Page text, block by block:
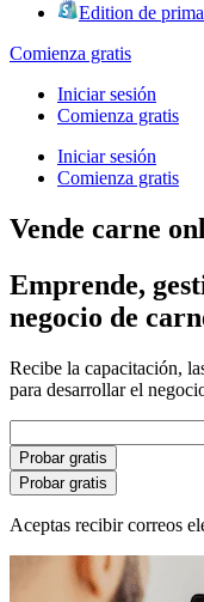
Edition de
Comienza gratis
Iniciar sesión
Comienza gratis
Iniciar sesión
Comienza gratis
Vende carne
Emprende,
negocio de
Recibe la capacitación,
para desarrollar el
Probar gratis
Probar gratis
Aceptas recibir correos